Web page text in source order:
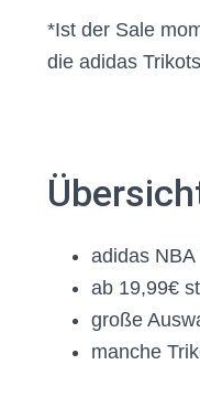
*Ist der Sale
die adidas
adidas
ab 19,99€
große
manche